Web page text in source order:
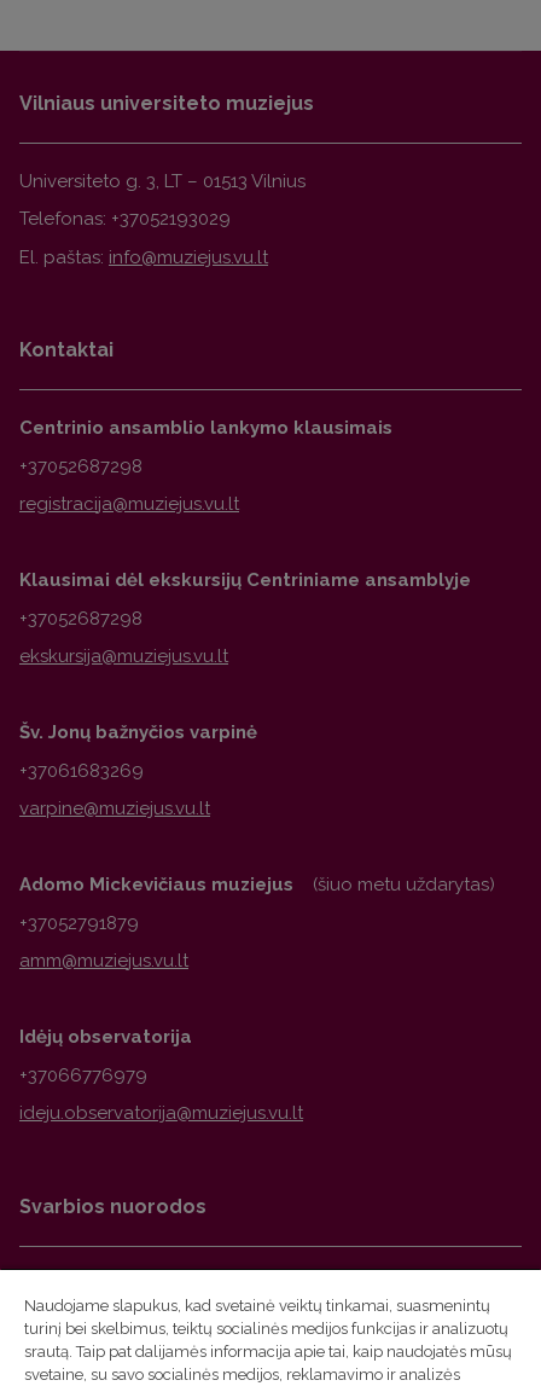
Vilniaus universiteto muziejus
Universiteto g. 3, LT – 01513 Vilnius
Telefonas: +37052193029
El. paštas:
Kontaktai
Centrinio ansamblio lankymo klausimais
+37052687298
Klausimai dėl ekskursijų Centriniame ansamblyje
+37052687298
Šv. Jonų bažnyčios varpinė
+37061683269
Adomo Mickevičiaus muziejus (šiuo metu uždarytas)
+37052791879
Idėjų observatorija
+37066776979
Svarbios nuorodos
Instagram
Suvenyrai
Naudojame slapukus, kad svetainė veiktų tinkamai, suasmenintų
turinį bei skelbimus, teiktų socialinės medijos funkcijas ir analizuotų
srautą. Taip pat dalijamės informacija apie tai, kaip naudojatės mūsų
svetaine, su savo socialinės medijos, reklamavimo ir analizės